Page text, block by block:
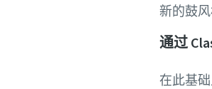
新的鼓
通过
在此基